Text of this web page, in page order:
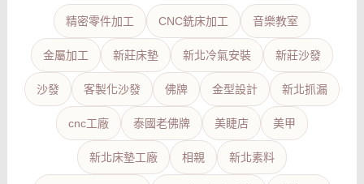
精密零件加工 CNC銑床加工 音樂教室
金屬加工 新莊床墊 新北冷氣安裝 新莊沙發
沙發 客製化沙發 佛牌 金型設計 新北抓漏
cnc工廠 泰國老佛牌 美睫店 美甲
新北床墊工廠 相親 新北素料